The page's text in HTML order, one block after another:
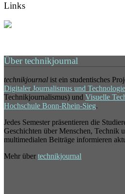
Links
Über technikjournal
technikjournal ist ein studentisches
Digitaler Journalismus und Technologie
Technikjournalismus) und Visuelle
Hochschule Bonn-Rhein-Sieg.
Jedes Semester präsentieren die
Geschichten über Menschen, Technik
multimedialen Beiträge informieren
Mehr über technikjournal